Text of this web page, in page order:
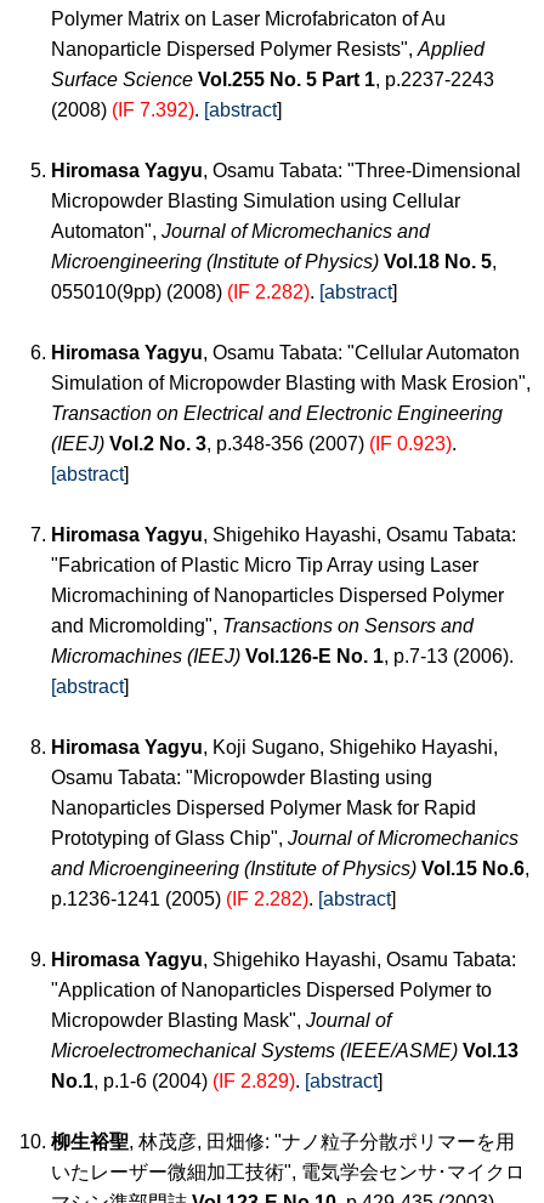
Polymer Matrix on Laser Microfabricaton of Au
Nanoparticle Dispersed Polymer Resists", Applied
Surface Science Vol.255 No. 5 Part 1, p.2237-2243
(2008) (IF 7.392). [abstract]
Hiromasa Yagyu, Osamu Tabata: "Three-Dimensional
Micropowder Blasting Simulation using Cellular
Automaton", Journal of Micromechanics and
Microengineering (Institute of Physics) Vol.18 No. 5,
055010(9pp) (2008) (IF 2.282). [abstract]
Hiromasa Yagyu, Osamu Tabata: "Cellular Automaton
Simulation of Micropowder Blasting with Mask Erosion",
Transaction on Electrical and Electronic Engineering
(IEEJ) Vol.2 No. 3, p.348-356 (2007) (IF 0.923).
[abstract]
Hiromasa Yagyu, Shigehiko Hayashi, Osamu Tabata:
"Fabrication of Plastic Micro Tip Array using Laser
Micromachining of Nanoparticles Dispersed Polymer
and Micromolding", Transactions on Sensors and
Micromachines (IEEJ) Vol.126-E No. 1, p.7-13 (2006).
[abstract]
Hiromasa Yagyu, Koji Sugano, Shigehiko Hayashi,
Osamu Tabata: "Micropowder Blasting using
Nanoparticles Dispersed Polymer Mask for Rapid
Prototyping of Glass Chip", Journal of Micromechanics
and Microengineering (Institute of Physics) Vol.15 No.6,
p.1236-1241 (2005) (IF 2.282). [abstract]
Hiromasa Yagyu, Shigehiko Hayashi, Osamu Tabata:
"Application of Nanoparticles Dispersed Polymer to
Micropowder Blasting Mask", Journal of
Microelectromechanical Systems (IEEE/ASME) Vol.13
No.1, p.1-6 (2004) (IF 2.829). [abstract]
柳生裕聖, 林茂彦, 田畑修: "ナノ粒子分散ポリマーを用
いたレーザー微細加工技術", 電気学会センサ･マイクロ